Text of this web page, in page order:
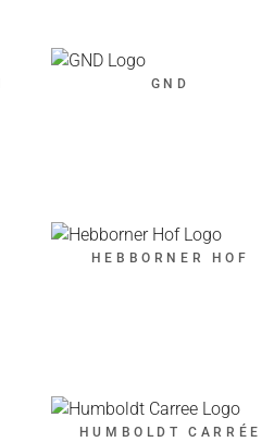
GND
HEBBORNER HOF
HUMBOLDT CARRÉE